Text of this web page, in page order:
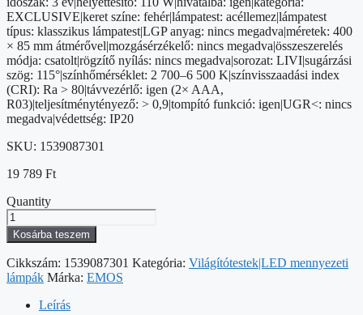
EXCLUSIVE|keret színe: fehér|lámpatest: acéllemez|lámpatest
típus: klasszikus lámpatest|LGP anyag: nincs megadva|méretek: 400
× 85 mm átmérővel|mozgásérzékelő: nincs megadva|összeszerelés
módja: csatolt|rögzítő nyílás: nincs megadva|sorozat: LIVI|sugárzási
szög: 115°|színhőmérséklet: 2 700–6 500 K|színvisszaadási index
(CRI): Ra > 80|távvezérlő: igen (2× AAA,
R03)|teljesítménytényező: > 0,9|tompító funkció: igen|UGR<: nincs
megadva|védettség: IP20
SKU: 1539087301
19 789 Ft
Quantity
LED
lámpatest
LIVI
40
cm,
30
Kosárba teszem
Cikkszám: 1539087301 Kategória: Világítótestek|LED mennyezeti
lámpák Márka: EMOS
Leírás